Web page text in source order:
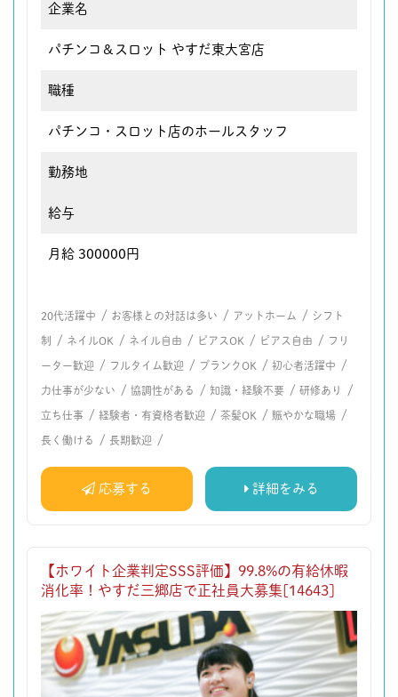
企業名
パチンコ＆スロット やすだ東大宮店
職種
パチンコ・スロット店のホールスタッフ
勤務地
給与
月給 300000円
20代活躍中 / お客様との対話は多い / アットホーム / シフト
制 / ネイルOK / ネイル自由 / ピアスOK / ピアス自由 / フリ
ーター歓迎 / フルタイム歓迎 / ブランクOK / 初心者活躍中 /
力仕事が少ない / 協調性がある / 知識・経験不要 / 研修あり /
立ち仕事 / 経験者・有資格者歓迎 / 茶髪OK / 賑やかな職場 /
長く働ける / 長期歓迎 /
応募する 詳細をみる
【ホワイト企業判定SSS評価】99.8%の有給休暇
消化率！やすだ三郷店で正社員大募集[14643]